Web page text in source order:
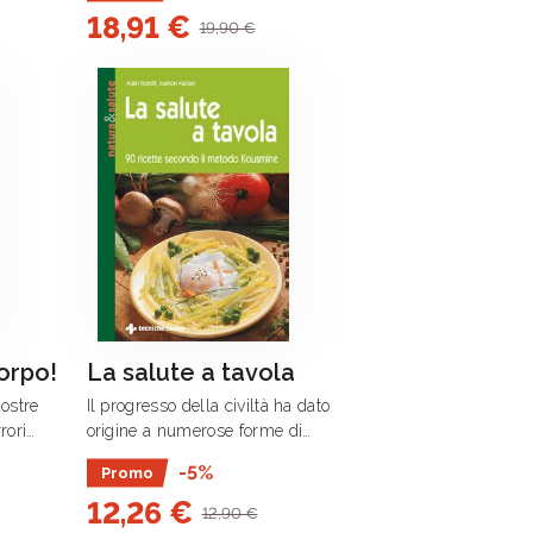
SPIRITO
18,91 € 19,90 €
dietista,
La salute a tavola
Il progresso della civiltà ha dato
origine a numerose forme di
inquinamento che aggrediscono il
nostro organismo.
Promo -5%
12,26 € 12,90 €